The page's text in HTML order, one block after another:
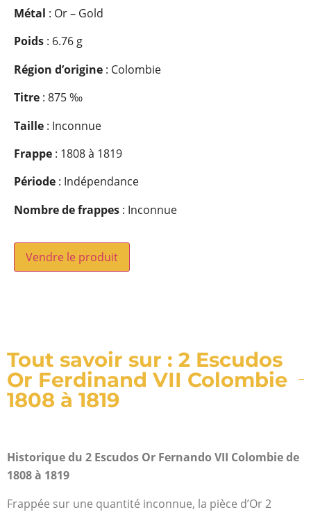
Métal : Or – Gold
Poids : 6.76 g
Région d’origine : Colombie
Titre : 875 ‰
Taille : Inconnue
Frappe : 1808 à 1819
Période : Indépendance
Nombre de frappes : Inconnue
Vendre le produit
Tout savoir sur : 2 Escudos
Or Ferdinand VII Colombie
1808 à 1819
Historique du 2 Escudos Or Fernando VII Colombie de
1808 à 1819
Frappée sur une quantité inconnue, la pièce d’Or 2